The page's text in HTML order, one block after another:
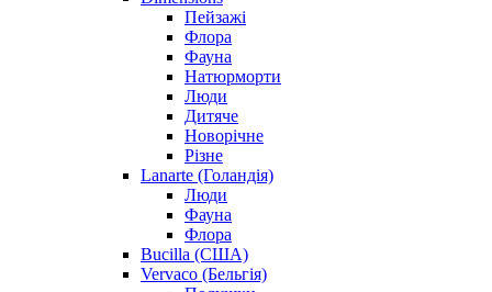
Пейзажі
Флора
Фауна
Натюрморти
Люди
Дитяче
Новорічне
Різне
Lanarte (Голандія)
Люди
Фауна
Флора
Bucilla (США)
Vervaco (Бельгія)